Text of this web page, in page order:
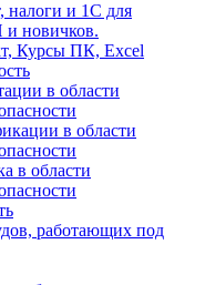
налоги и 1С для
и новичков.
Курсы ПК, Excel
в области
в области
в области
работающих под